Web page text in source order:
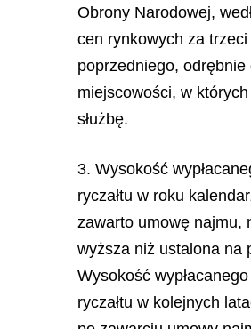
Obrony Narodowej,
cen rynkowych za trzeci
poprzedniego, odrębnie
miejscowości, w których
służbę.
3. Wysokość
ryczałtu w roku
zawarto umowę najmu,
wyższa niż ustalona na
Wysokość wypłacanego
ryczałtu w kolejnych